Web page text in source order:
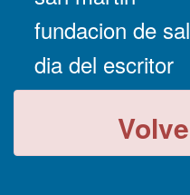
fundacion de
dia del escritor